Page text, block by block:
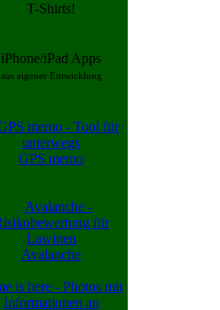
T-Shirts!
iPhone/iPad Apps
aus eigener Entwicklung
GPS memo
Avalanche